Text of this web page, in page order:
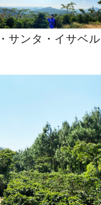
サンタ・イサベル